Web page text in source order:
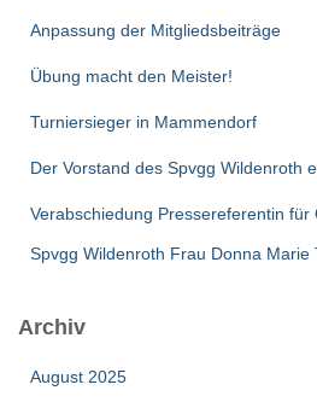
Anpassung der Mitgliedsbeiträge
Übung macht den Meister!
Turniersieger in Mammendorf
Der Vorstand des Spvgg Wildenroth
Verabschiedung Pressereferentin
Spvgg Wildenroth Frau Donna Marie
Archiv
August 2025